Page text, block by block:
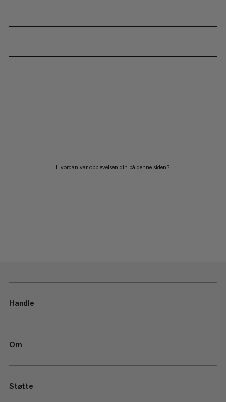
Hvordan var opplevelsen din på denne siden?
Handle
Om
Støtte